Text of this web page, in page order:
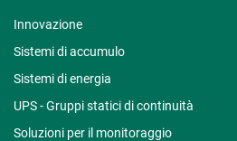
Innovazione
Sistemi di accumulo
Sistemi di energia
UPS - Gruppi statici di continuità
Soluzioni per il monitoraggio